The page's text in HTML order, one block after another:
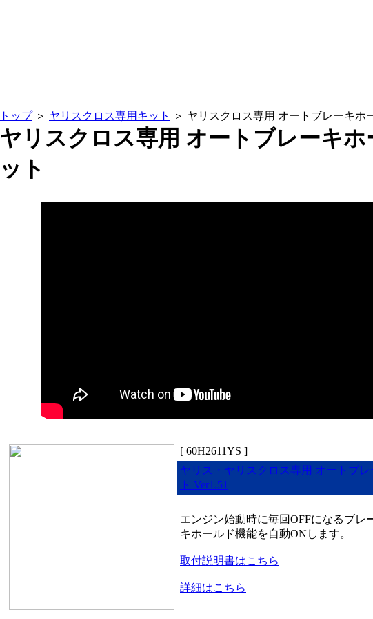
トップ＞ ヤリスクロス専用キット ＞ ヤリスクロス専用 オートブレーキホ
ヤリスクロス専用 オートブレーキホ
ット
[ 60H2611YS ]
ヤリス・ヤリスクロス専用 オートブレ
ト Ver1.51
エンジン始動時に毎回OFFになるブレ
キホールド機能を自動ONします。
取付説明書はこちら
詳細はこちら